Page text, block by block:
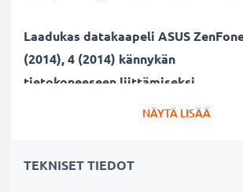
Laadukas datakaapeli ASUS
(2014), 4 (2014) kännykän
tietokoneeseen liittämiseksi
✔ Turvallinen tiedonsiirto - johto
✔ Ohjelmistopäivitykset - suuren
NÄYTÄ LISÄÄ
TEKNISET TIEDOT